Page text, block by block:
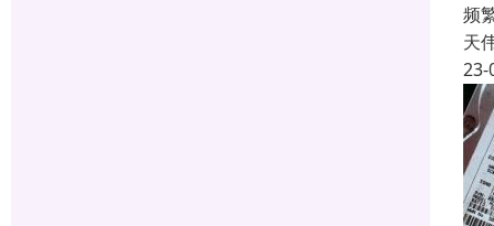
频
天
23-